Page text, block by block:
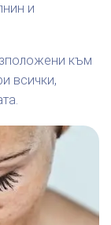
и
към
всички,